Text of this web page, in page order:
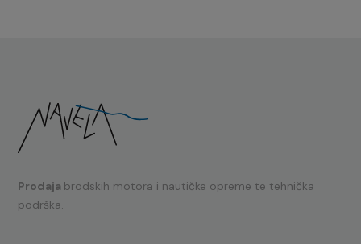
Prodaja brodskih motora i nautičke opreme te tehnička
podrška.